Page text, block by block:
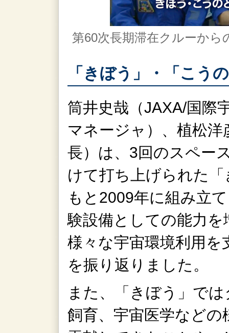
第60次長期滞在クルーか
「きぼう」・「こう
筒井史哉（JAXA/国際
マネージャ）、植松
長）は、3回のスペー
けて打ち上げられた
もと2009年に組み立
験設備としての能力
様々な宇宙環境利用
を振り返りました。
また、「きぼう」で
飼育、宇宙医学など